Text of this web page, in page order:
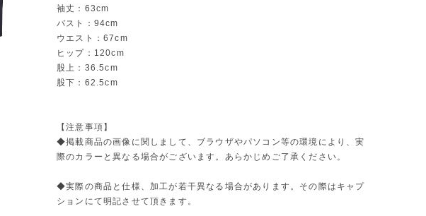
袖丈：63cm
バスト：94cm
ウエスト：67cm
ヒップ：120cm
股上：36.5cm
股下：62.5cm
【注意事項】
◆掲載商品の画像に関しまして、ブラウザやパソコン等の環境により、実
際のカラーと異なる場合がございます。あらかじめご了承ください。
◆実際の商品と仕様、加工が若干異なる場合があります。その際はキャプ
ションにて明記させて頂きます。